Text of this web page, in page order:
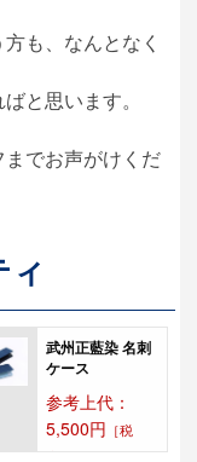
も、なんとなく
と思います。
でお声がけくだ
武州正藍染 名刺
ケース
参考上代：
5,500円 ［税
込］